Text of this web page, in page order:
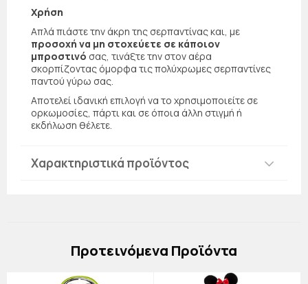
Χρήση
Απλά πιάστε την άκρη της σερπαντίνας και, με
προσοχή να μη στοχεύετε σε κάποιον
μπροστινό σας, τινάξτε την στον αέρα
σκορπίζοντας όμορφα τις πολύχρωμες σερπαντίνες
παντού γύρω σας.
Αποτελεί ιδανική επιλογή να το χρησιμοποιείτε σε
ορκωμοσίες, πάρτι και σε όποια άλλη στιγμή ή
εκδήλωση θέλετε.
Χαρακτηριστικά προϊόντος
Πρoτεινόμενα Προϊόντα